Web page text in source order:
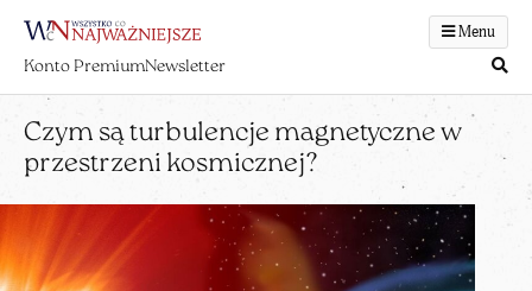
Menu
Konto PremiumNewsletter
Czym są turbulencje magnetyczne w
przestrzeni kosmicznej?